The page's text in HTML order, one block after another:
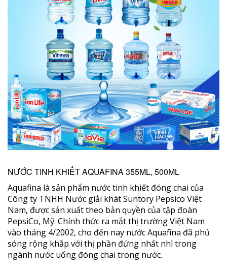
NƯỚC TINH KHIẾT AQUAFINA 355ML, 500ML
Aquafina là sản phẩm nước tinh khiết đóng chai của
Công ty TNHH Nước giải khát Suntory Pepsico Việt
Nam, được sản xuất theo bản quyền của tập đoàn
PepsiCo, Mỹ. Chính thức ra mắt thị trường Việt Nam
vào tháng 4/2002, cho đến nay nước Aquafina đã phủ
sóng rộng khắp với thị phần đứng nhất nhì trong
ngành nước uống đóng chai trong nước.